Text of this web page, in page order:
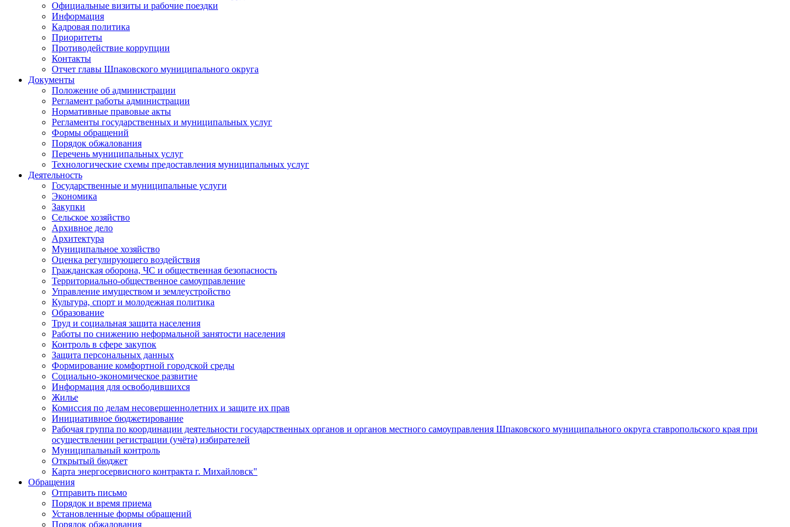
Официальные визиты и рабочие поездки
Информация
Кадровая политика
Приоритеты
Противодействие коррупции
Контакты
Отчет главы Шпаковского муниципального округа
Документы
Положение об администрации
Регламент работы администрации
Нормативные правовые акты
Регламенты государственных и муниципальных услуг
Формы обращений
Порядок обжалования
Перечень муниципальных услуг
Технологические схемы предоставления муниципальных услуг
Деятельность
Государственные и муниципальные услуги
Экономика
Закупки
Сельское хозяйство
Архивное дело
Архитектура
Муниципальное хозяйство
Оценка регулирующего воздействия
Гражданская оборона, ЧС и общественная безопасность
Территориально-общественное самоуправление
Управление имуществом и землеустройство
Культура, спорт и молодежная политика
Образование
Труд и социальная защита населения
Работы по снижению неформальной занятости населения
Контроль в сфере закупок
Защита персональных данных
Формирование комфортной городской среды
Социально-экономическое развитие
Информация для освободившихся
Жилье
Комиссия по делам несовершеннолетних и защите их прав
Инициативное бюджетирование
Рабочая группа по координации деятельности государственных органов и органов местного самоуправления Шпаковского муниципального округа ставропольского края при
осуществлении регистрации (учёта) избирателей
Муниципальный контроль
Открытый бюджет
Карта энергосервисного контракта г. Михайловск"
Обращения
Отправить письмо
Порядок и время приема
Установленные формы обращений
Порядок обжалования